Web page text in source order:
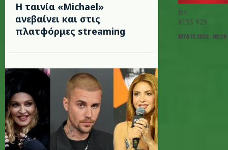
Η ταινία «Michael»
ανεβαίνει και στις
πλατφόρμες streaming
BY
KISS 929
ΙΟΥΛ 11 2024 - 09:20